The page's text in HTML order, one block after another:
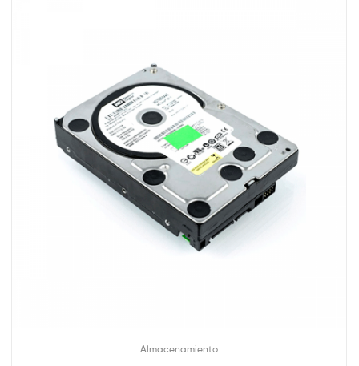
Almacenamiento